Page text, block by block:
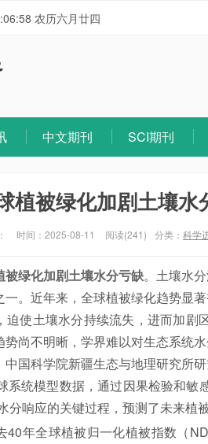
农历六月廿四
中文期刊 SCI期刊
植被绿化加剧土壤水
时间：2025-08-11 阅读(241) 分类： 科学
被绿化加剧土壤水分亏缺。土壤水
。近年来，全球植被绿化趋势显
迫使土壤水分持续流失，进而加剧
尚不明晰，学界难以对生态系统
科学院新疆生态与地理研究所
系统模型数据，通过因果检验和敏
分响应的关键过程，预测了未来植
年全球植被归一化植被指数（